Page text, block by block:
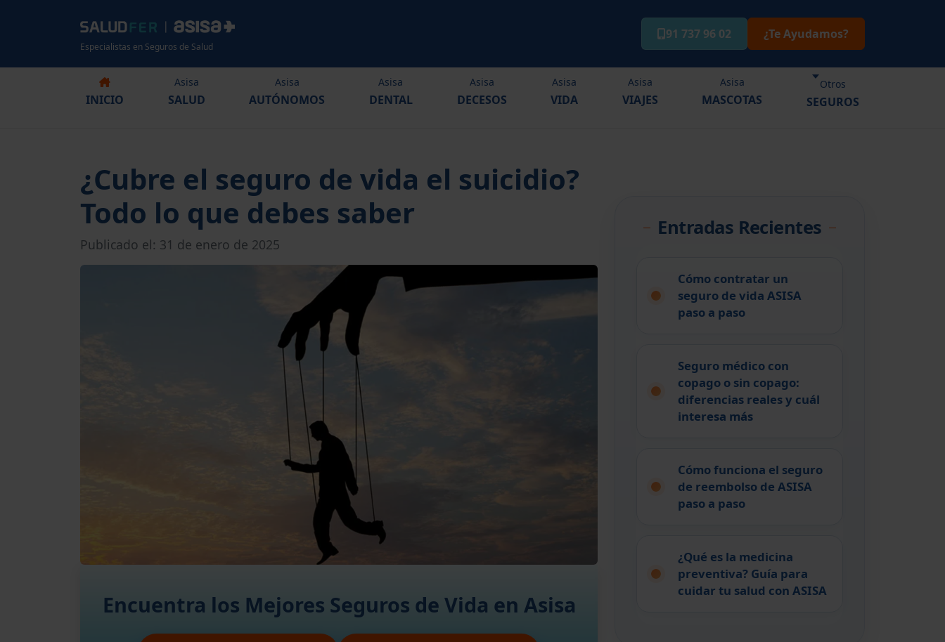
Especialistas en Seguros de Salud
91 737 96 02 ¿Te Ayudamos?
INICIO
Asisa
SALUD
Asisa
AUTÓNOMOS
Asisa
DENTAL
Asisa
DECESOS
Asisa
VIDA
Asisa
VIAJES
Asisa
MASCOTAS
Otros
SEGUROS
¿Cubre el seguro de vida el suicidio?
Todo lo que debes saber
Publicado el: 31 de enero de 2025
Encuentra los Mejores Seguros de Vida en Asisa
Entradas Recientes
Cómo contratar un
seguro de vida ASISA
paso a paso
Seguro médico con
copago o sin copago:
diferencias reales y cuál
interesa más
Cómo funciona el seguro
de reembolso de ASISA
paso a paso
¿Qué es la medicina
preventiva? Guía para
cuidar tu salud con ASISA